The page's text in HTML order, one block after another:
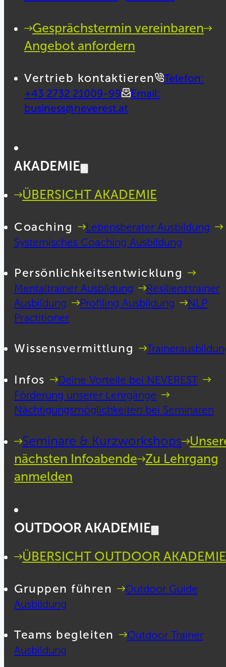
Gesprächstermin vereinbaren
Angebot anfordern
Vertrieb kontaktieren
Telefon:
+43 2732 21009-99
Email:
business@neverest.at
AKADEMIE
ÜBERSICHT AKADEMIE
Coaching
Lebensberater Ausbildung
Systemisches Coaching Ausbildung
Persönlichkeitsentwicklung
Mentaltrainer Ausbildung
Resilienztrainer
Ausbildung
Profiling Ausbildung
NLP
Practitioner
Wissensvermittlung
Infos
Deine Vorteile bei NEVEREST
Förderung unserer Lehrgänge
Nächtigungsmöglichkeiten bei Seminaren
Seminare & Kurzworkshops
nächsten Infoabende Zu Lehrgang
anmelden
OUTDOOR AKADEMIE
ÜBERSICHT OUTDOOR AKADEMIE
Gruppen führen
Outdoor Guide
Ausbildung
Teams begleiten
Outdoor Trainer
Ausbildung